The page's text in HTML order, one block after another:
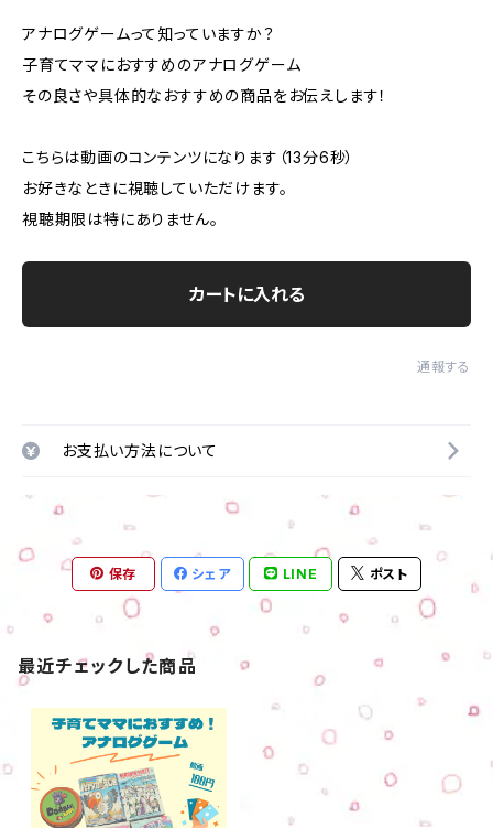
アナログゲームって知っていますか？
子育てママにおすすめのアナログゲーム
その良さや具体的なおすすめの商品をお伝えします！
こちらは動画のコンテンツになります（13分6秒）
お好きなときに視聴していただけます。
視聴期限は特にありません。
カートに入れる
通報する
お支払い方法について
保存 シェア LINE ポスト
最近チェックした商品